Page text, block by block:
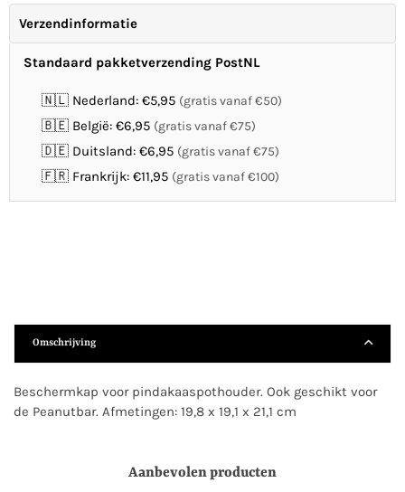
Verzendinformatie
Standaard pakketverzending PostNL
🇳🇱 Nederland: €5,95 (gratis vanaf €50)
🇧🇪 België: €6,95 (gratis vanaf €75)
🇩🇪 Duitsland: €6,95 (gratis vanaf €75)
🇫🇷 Frankrijk: €11,95 (gratis vanaf €100)
Omschrijving
Beschermkap voor pindakaaspothouder. Ook geschikt voor
de Peanutbar. Afmetingen: 19,8 x 19,1 x 21,1 cm
Aanbevolen producten